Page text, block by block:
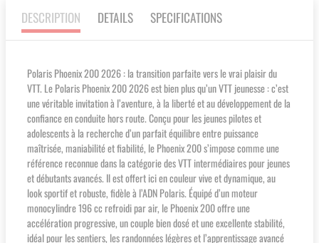
DESCRIPTION DETAILS SPECIFICATIONS
Polaris Phoenix 200 2026 : la transition parfaite vers le vrai plaisir du
VTT. Le Polaris Phoenix 200 2026 est bien plus qu’un VTT jeunesse : c’est
une véritable invitation à l’aventure, à la liberté et au développement de la
confiance en conduite hors route. Conçu pour les jeunes pilotes et
adolescents à la recherche d’un parfait équilibre entre puissance
maîtrisée, maniabilité et fiabilité, le Phoenix 200 s’impose comme une
référence reconnue dans la catégorie des VTT intermédiaires pour jeunes
et débutants avancés. Il est offert ici en couleur vive et dynamique, au
look sportif et robuste, fidèle à l’ADN Polaris. Équipé d’un moteur
monocylindre 196 cc refroidi par air, le Phoenix 200 offre une
accélération progressive, un couple bien dosé et une excellente stabilité,
idéal pour les sentiers, les randonnées légères et l’apprentissage avancé